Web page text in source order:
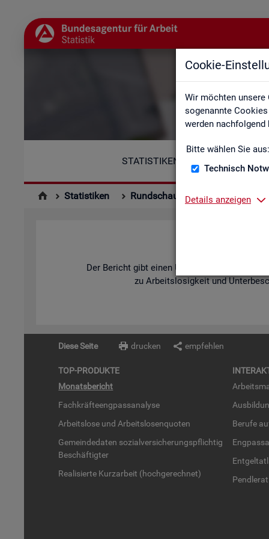
Cookie-
Wir möchten unsere
sogenannte
werden
Bitte wählen Sie aus:
Technisch
Details anzeigen
STATISTIKEN
Statistiken Rundschau Arbeitsmarkt
Der Be­richt gibt einen Über­blick über die
zu Ar­beits­lo­sig­keit und
Diese Seite drucken empfehlen
TOP-PRO­DUK­TE
Mo­nats­be­richt
Fach­kräf­te­eng­pass­ana­ly­se
Ar­beits­lo­se und Ar­beits­lo­sen­quo­ten
Ge­mein­de­da­ten so­zi­al­ver­si­che­rungs­pflich­tig
Be­schäf­tig­ter
Rea­li­sier­te Kurz­ar­beit (hoch­ge­rech­net)
Be­ru­fe